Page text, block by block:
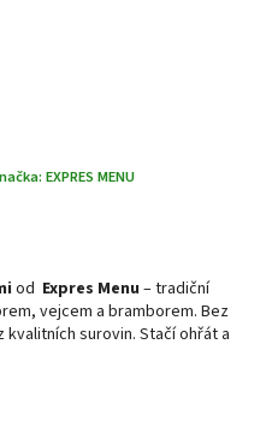
EXPRES MENU
od Expres Menu – tradiční
vejcem a bramborem. Bez
surovin. Stačí ohřát a